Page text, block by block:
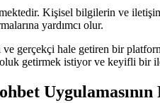
Kişisel bilgilerin ve
yardımcı olur.
gerçekçi hale getiren bir
getirmek istiyor ve keyifli bir